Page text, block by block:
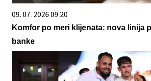
09. 07. 2026 09:20
Komfor po meri klijenata: nova linija
banke